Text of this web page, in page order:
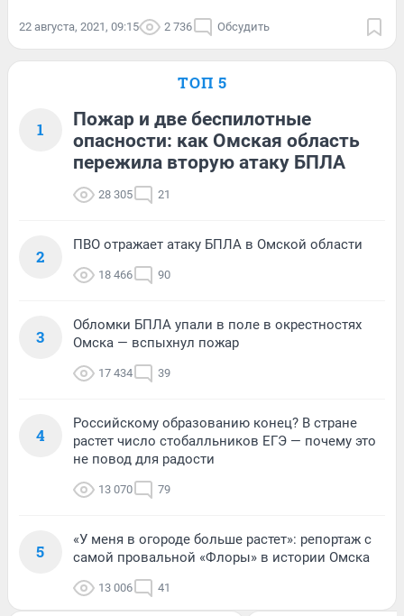
22 августа, 2021, 09:15 2 736 Обсудить
ТОП 5
1
Пожар и две беспилотные
опасности: как Омская область
пережила вторую атаку БПЛА
28 305 21
2
ПВО отражает атаку БПЛА в Омской области
18 466 90
3
Обломки БПЛА упали в поле в окрестностях
Омска — вспыхнул пожар
17 434 39
4
Российскому образованию конец? В стране
растет число стобалльников ЕГЭ — почему это
не повод для радости
13 070 79
5
«У меня в огороде больше растет»: репортаж с
самой провальной «Флоры» в истории Омска
13 006 41